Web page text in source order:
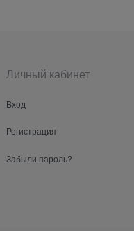
Личный кабинет
Вход
Регистрация
Забыли пароль?